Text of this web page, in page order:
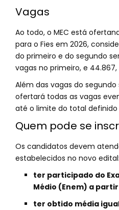
Vagas
Ao todo, o MEC está
para o Fies em 2026,
do primeiro e do segundo
vagas no primeiro, e
Além das vagas do segundo
ofertará todas as vagas
até o limite do total definido
Quem pode se
Os candidatos devem
estabelecidos no novo edital:
ter participado do
Médio (Enem) a
ter obtido média